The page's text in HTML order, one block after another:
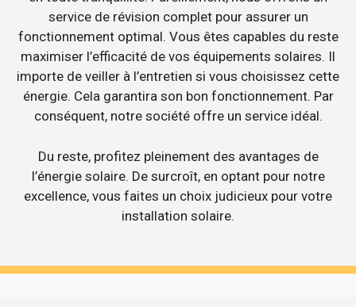
service de révision complet pour assurer un
fonctionnement optimal. Vous êtes capables du reste
maximiser l’efficacité de vos équipements solaires. Il
importe de veiller à l’entretien si vous choisissez cette
énergie. Cela garantira son bon fonctionnement. Par
conséquent, notre société offre un service idéal.
Du reste, profitez pleinement des avantages de
l’énergie solaire. De surcroît, en optant pour notre
excellence, vous faites un choix judicieux pour votre
installation solaire.